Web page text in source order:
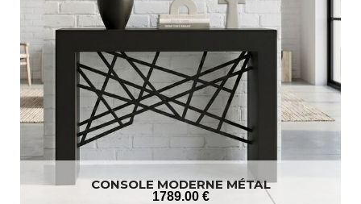
CONSOLE MODERNE MÉTAL
1789.00 €